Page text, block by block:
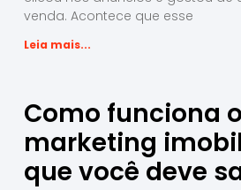
venda. Acontece que esse
Leia mais...
Como funciona o
marketing
que você deve